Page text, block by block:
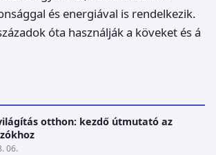
és energiával is rendelkezik.
óta használják a köveket és á
otthon: kezdő útmutató az
06.